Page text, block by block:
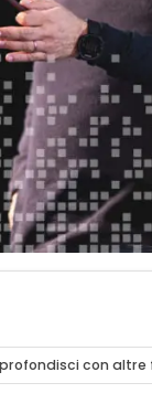
con altre